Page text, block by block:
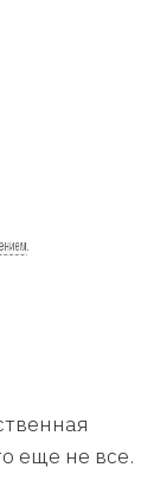
еще не все.